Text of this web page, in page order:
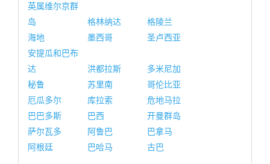
英属维尔京群
岛
格林纳达
格陵兰
海地
墨西哥
圣卢西亚
安提瓜和巴布
达
洪都拉斯
多米尼加
秘鲁
苏里南
哥伦比亚
厄瓜多尔
库拉索
危地马拉
巴巴多斯
巴西
开曼群岛
萨尔瓦多
阿鲁巴
巴拿马
阿根廷
巴哈马 古巴